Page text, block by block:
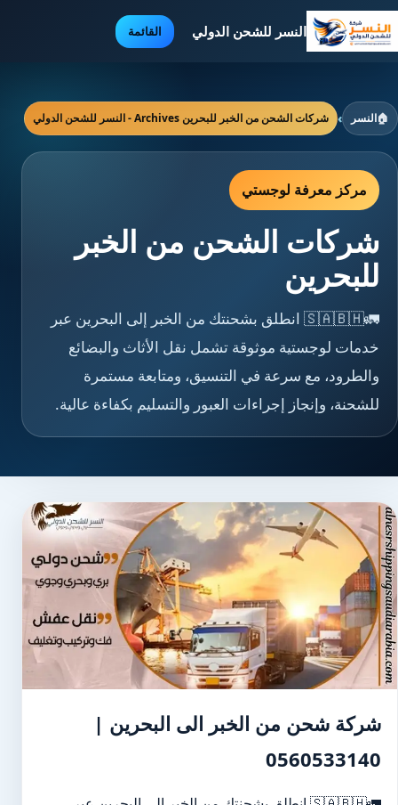
النسر للشحن الدولي القائمة
🏠النسر › شركات الشحن من الخبر للبحرين Archives - النسر للشحن الدولي
مركز معرفة لوجستي
شركات الشحن من الخبر
للبحرين
🚛🇸🇦🇧🇭 انطلق بشحنتك من الخبر إلى البحرين عبر
خدمات لوجستية موثوقة تشمل نقل الأثاث والبضائع
والطرود، مع سرعة في التنسيق، ومتابعة مستمرة
للشحنة، وإنجاز إجراءات العبور والتسليم بكفاءة عالية.
شركة شحن من الخبر الى البحرين |
0560533140